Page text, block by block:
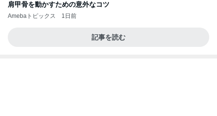
肩甲骨を動かすための意外なコツ
Amebaトピックス 1日前
記事を読む